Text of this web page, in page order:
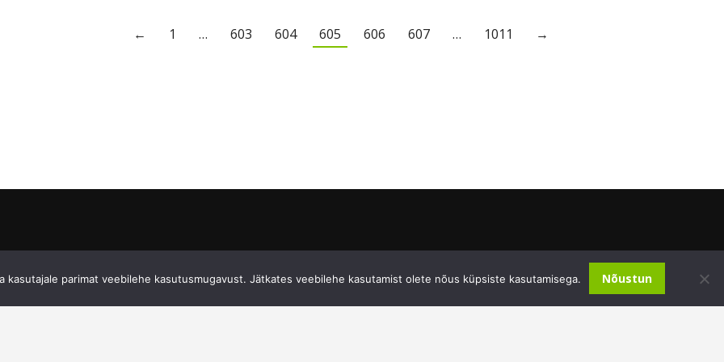
← 1 … 603 604 605 606 607 … 1011 →
parimat veebilehe kasutusmugavust. Jätkates veebilehe kasutamist olete nõus küpsiste kasutamisega. Nõustun